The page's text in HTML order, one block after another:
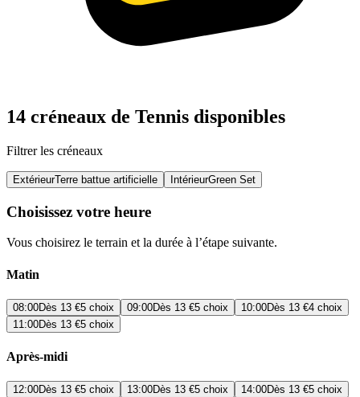
14 créneaux de Tennis disponibles
Filtrer les créneaux
ExtérieurTerre battue artificielle IntérieurGreen Set
Choisissez votre heure
Vous choisirez le terrain et la durée à l’étape suivante.
Matin
08:00Dès 13 €5 choix 09:00Dès 13 €5 choix 10:00Dès 13 €4 choix
11:00Dès 13 €5 choix
Après-midi
12:00Dès 13 €5 choix 13:00Dès 13 €5 choix 14:00Dès 13 €5 choix